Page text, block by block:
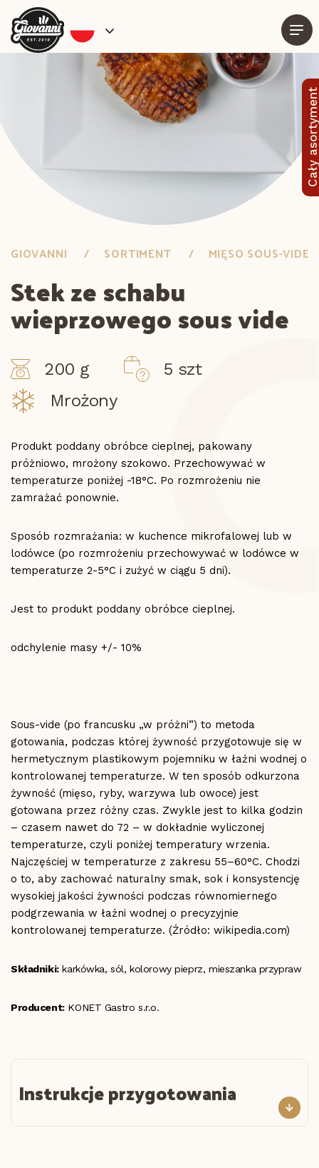
Cały asortyment
GIOVANNI SORTIMENT MIĘSO SOUS-VIDE
Stek ze schabu
wieprzowego sous vide
200 g
5 szt
Mrożony
Produkt poddany obróbce cieplnej, pakowany
próżniowo, mrożony szokowo. Przechowywać w
temperaturze poniżej -18°C. Po rozmrożeniu nie
zamrażać ponownie.
Sposób rozmrażania: w kuchence mikrofalowej lub w
lodówce (po rozmrożeniu przechowywać w lodówce w
temperaturze 2-5°C i zużyć w ciągu 5 dni).
Jest to produkt poddany obróbce cieplnej.
odchylenie masy +/- 10%
Sous-vide (po francusku „w próżni”) to metoda
gotowania, podczas której żywność przygotowuje się w
hermetycznym plastikowym pojemniku w łaźni wodnej o
kontrolowanej temperaturze. W ten sposób odkurzona
żywność (mięso, ryby, warzywa lub owoce) jest
gotowana przez różny czas. Zwykle jest to kilka godzin
– czasem nawet do 72 – w dokładnie wyliczonej
temperaturze, czyli poniżej temperatury wrzenia.
Najczęściej w temperaturze z zakresu 55–60°C. Chodzi
o to, aby zachować naturalny smak, sok i konsystencję
wysokiej jakości żywności podczas równomiernego
podgrzewania w łaźni wodnej o precyzyjnie
kontrolowanej temperaturze. (Źródło: wikipedia.com)
Składniki:karkówka, sól, kolorowy pieprz, mieszanka przypraw
Producent:KONET Gastro s.r.o.
Instrukcje przygotowania